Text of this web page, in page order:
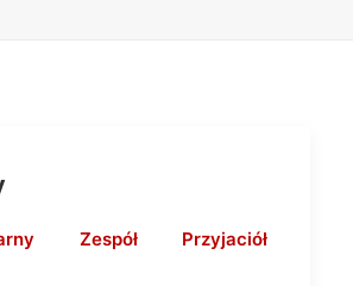
Zespół Przyjaciół